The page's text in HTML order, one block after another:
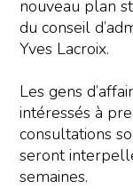
nouveau plan
du conseil
Yves Lacroix.
Les gens
intéressés à
consultations
seront
semaines.